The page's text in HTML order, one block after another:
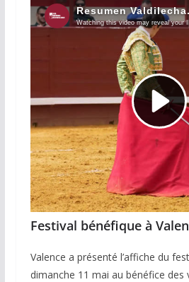
Festival bénéfique à
Valence a présenté l’affiche du
dimanche 11 mai au bénéfice des